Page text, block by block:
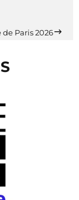
Paris 2026